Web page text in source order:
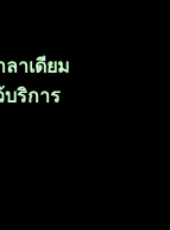
าเดียม
บริการ